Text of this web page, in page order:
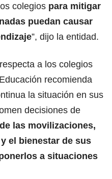
colegios para mitigar
puedan causar
”, dijo la entidad.
a los colegios
recomienda
la situación en sus
decisiones de
las movilizaciones,
el bienestar de sus
a situaciones